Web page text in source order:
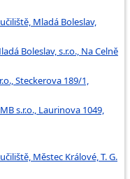
Mladá Boleslav,
Boleslav, s.r.o., Na Celně
Steckerova 189/1,
s.r.o., Laurinova 1049,
Městec Králové, T. G.